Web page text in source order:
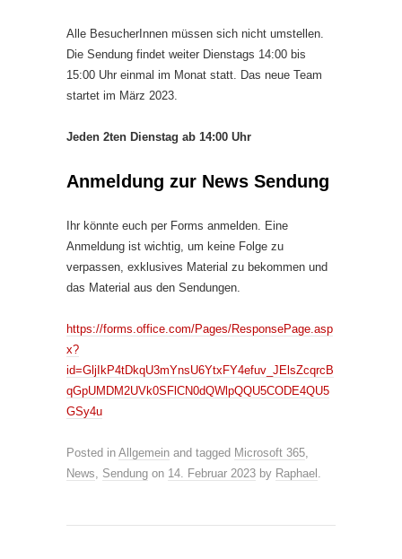
Alle BesucherInnen müssen sich nicht umstellen.
Die Sendung findet weiter Dienstags 14:00 bis
15:00 Uhr einmal im Monat statt. Das neue Team
startet im März 2023.
Jeden 2ten Dienstag ab 14:00 Uhr
Anmeldung zur News Sendung
Ihr könnte euch per Forms anmelden. Eine
Anmeldung ist wichtig, um keine Folge zu
verpassen, exklusives Material zu bekommen und
das Material aus den Sendungen.
https://forms.office.com/Pages/ResponsePage.asp
x?
id=GljIkP4tDkqU3mYnsU6YtxFY4efuv_JElsZcqrcB
qGpUMDM2UVk0SFlCN0dQWlpQQU5CODE4QU5
GSy4u
Posted in Allgemein and tagged Microsoft 365,
News, Sendung on 14. Februar 2023 by Raphael .